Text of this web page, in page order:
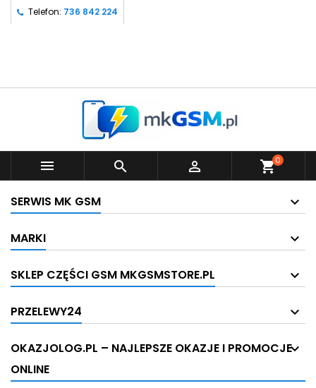
Telefon: 736 842 224
   shopping_cart0
SERWIS MK GSM
MARKI
SKLEP CZĘŚCI GSM MKGSMSTORE.PL
PRZELEWY24
OKAZJOLOG.PL – NAJLEPSZE OKAZJE I PROMOCJE
ONLINE